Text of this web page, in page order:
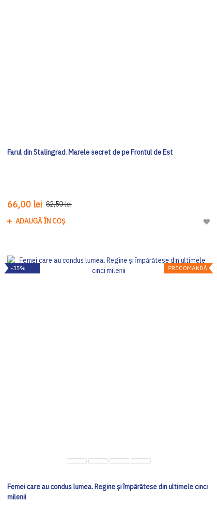
Farul din Stalingrad. Marele secret de pe Frontul de Est
66,00 lei 82,50 lei
ADAUGĂ ÎN COȘ
PRECOMANDĂ
-35%
Femei care au condus lumea. Regine și împărătese din ultimele cinci
milenii